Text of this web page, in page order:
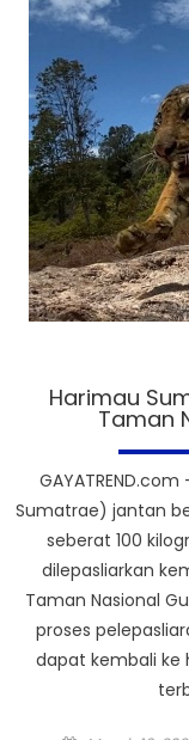
Harimau
Taman
Sumatrae) jantan
seberat 100
dilepasliarkan
Taman Nasional
proses
dapat kembali ke